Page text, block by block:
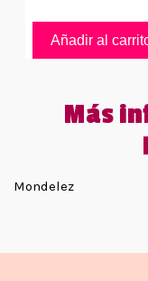
Añadir al
Más
Mondelez